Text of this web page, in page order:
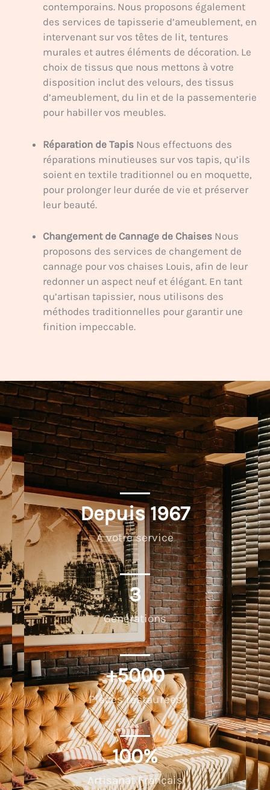
contemporains. Nous proposons également
des services de tapisserie d’ameublement, en
intervenant sur vos têtes de lit, tentures
murales et autres éléments de décoration. Le
choix de tissus que nous mettons à votre
disposition inclut des velours, des tissus
d’ameublement, du lin et de la passementerie
pour habiller vos meubles.
Réparation de Tapis Nous effectuons des
réparations minutieuses sur vos tapis, qu’ils
soient en textile traditionnel ou en moquette,
pour prolonger leur durée de vie et préserver
leur beauté.
Changement de Cannage de Chaises Nous
proposons des services de changement de
cannage pour vos chaises Louis, afin de leur
redonner un aspect neuf et élégant. En tant
qu’artisan tapissier, nous utilisons des
méthodes traditionnelles pour garantir une
finition impeccable.
A votre service
Depuis 1967
Générations
3
Pièces restaurées
+5000
Artisanat Français
100%